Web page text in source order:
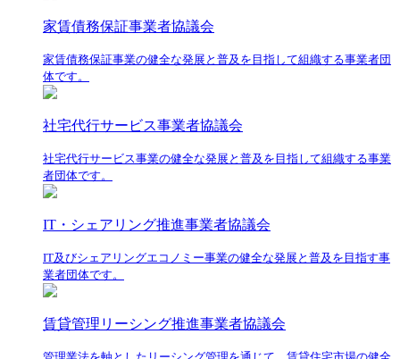
家賃債務保証事業者協議会
家賃債務保証事業の健全な発展と普及を目指して組織する事業者団
体です。
社宅代行サービス事業者協議会
社宅代行サービス事業の健全な発展と普及を目指して組織する事業
者団体です。
IT・シェアリング推進事業者協議会
IT及びシェアリングエコノミー事業の健全な発展と普及を目指す事
業者団体です。
賃貸管理リーシング推進事業者協議会